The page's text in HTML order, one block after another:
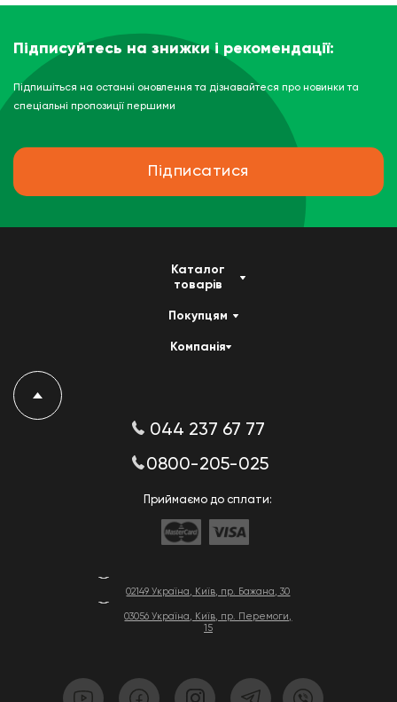
Підписуйтесь на знижки і рекомендації:
Підпишіться на останні оновлення та дізнавайтеся про новинки та
спеціальні пропозиції першими
Підписатися
02149 Україна, Київ, пр. Бажана, 30
03056 Україна, Київ, пр. Перемоги,
15
Каталог
товарів
Покупцям
Компанія
044 237 67 77
0800-205-025
Приймаємо до сплати: